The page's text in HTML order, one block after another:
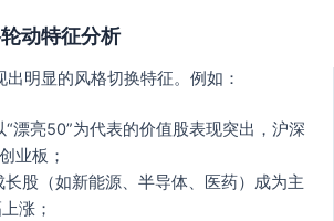
动特征分析
明显的风格切换特征。例如：
“漂亮50”为代表的价值股表现突出，沪深
业板；
长股（如新能源、半导体、医药）成为主
涨；